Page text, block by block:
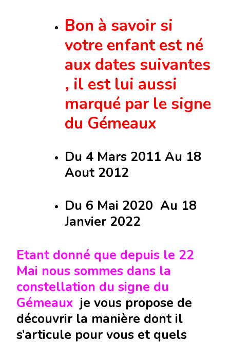
Bon à savoir si
votre enfant est né
aux dates suivantes
, il est lui aussi
marqué par le signe
du Gémeaux
Du 4 Mars 2011 Au 18
Aout 2012
Du 6 Mai 2020 Au 18
Janvier 2022
Etant donné que depuis le 22
Mai nous sommes dans la
constellation du signe du
Gémeaux je vous propose de
découvrir la manière dont il
s’articule pour vous et quels